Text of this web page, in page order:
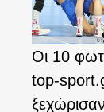
Οι 10
top-